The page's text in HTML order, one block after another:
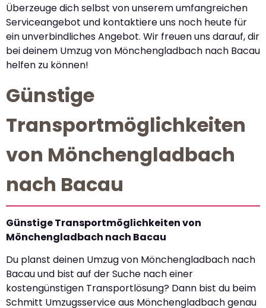
Überzeuge dich selbst von unserem umfangreichen
Serviceangebot und kontaktiere uns noch heute für
ein unverbindliches Angebot. Wir freuen uns darauf, dir
bei deinem Umzug von Mönchengladbach nach Bacau
helfen zu können!
Günstige
Transportmöglichkeiten
von Mönchengladbach
nach Bacau
Günstige Transportmöglichkeiten von
Mönchengladbach nach Bacau
Du planst deinen Umzug von Mönchengladbach nach
Bacau und bist auf der Suche nach einer
kostengünstigen Transportlösung? Dann bist du beim
Schmitt Umzugsservice aus Mönchengladbach genau